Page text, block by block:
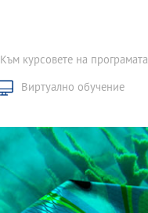
Към курсовете на програмата
Виртуално обучение